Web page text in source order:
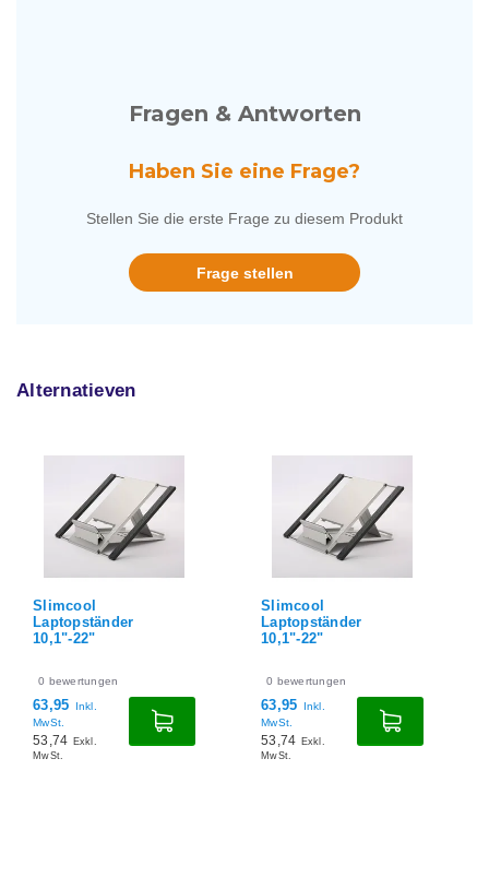
Fragen & Antworten
Haben Sie eine Frage?
Stellen Sie die erste Frage zu diesem Produkt
Frage stellen
Alternatieven
Slimcool
Laptopständer
10,1"-22"
0 bewertungen
63,95
Inkl.
MwSt.
53,74 Exkl.
MwSt.
Slimcool
Laptopständer
10,1"-22"
0 bewertungen
63,95
Inkl.
MwSt.
53,74 Exkl.
MwSt.